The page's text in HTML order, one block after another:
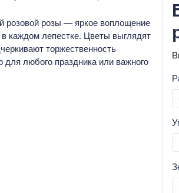
розовой розы — яркое воплощение
в каждом лепестке. Цветы выглядят
торжественность
любого праздника или важного